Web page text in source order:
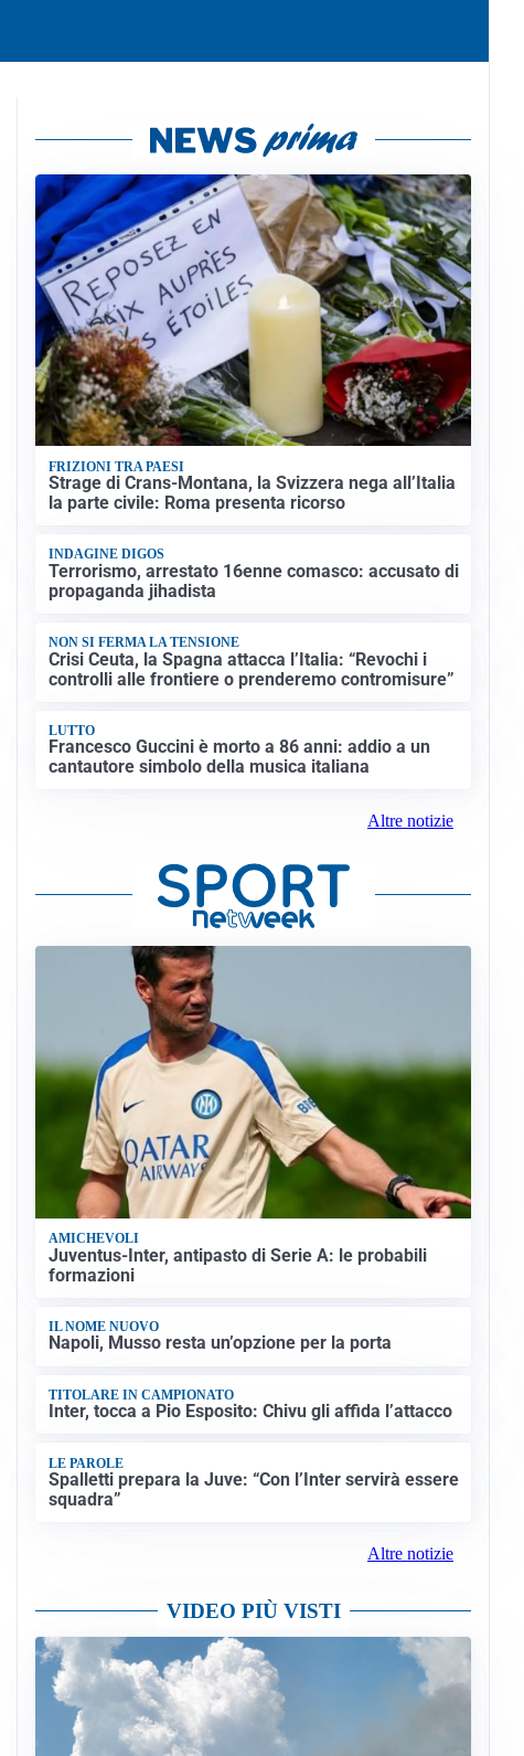
FRIZIONI TRA PAESI
Strage di Crans-Montana, la Svizzera nega all’Italia
la parte civile: Roma presenta ricorso
INDAGINE DIGOS
Terrorismo, arrestato 16enne comasco: accusato di
propaganda jihadista
NON SI FERMA LA TENSIONE
Crisi Ceuta, la Spagna attacca l’Italia: “Revochi i
controlli alle frontiere o prenderemo contromisure”
LUTTO
Francesco Guccini è morto a 86 anni: addio a un
cantautore simbolo della musica italiana
Altre notizie
AMICHEVOLI
Juventus-Inter, antipasto di Serie A: le probabili
formazioni
IL NOME NUOVO
Napoli, Musso resta un’opzione per la porta
TITOLARE IN CAMPIONATO
Inter, tocca a Pio Esposito: Chivu gli affida l’attacco
LE PAROLE
Spalletti prepara la Juve: “Con l’Inter servirà essere
squadra”
Altre notizie
VIDEO PIÙ VISTI